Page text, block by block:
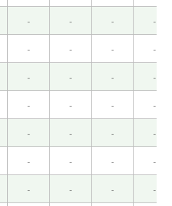
很长。辛苦了。下次见
预约的时候很多次没看到
老板对同事说“从今天起禁
心了。下次见。
放心和高兴。我给您弹的
的期间、我一边希望了再
曲子。为了两个星期后的
。下次见。 ( 男性 )
- - - -
- - - -
- - - -
- - - -
- - - -
- - - -
- - - -